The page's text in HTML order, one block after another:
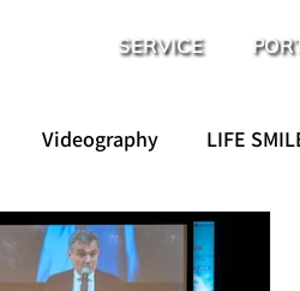
SERVICE
Videography LIFE